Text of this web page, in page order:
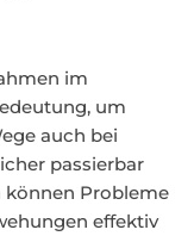
im
um
auch bei
passierbar
können Probleme
effektiv